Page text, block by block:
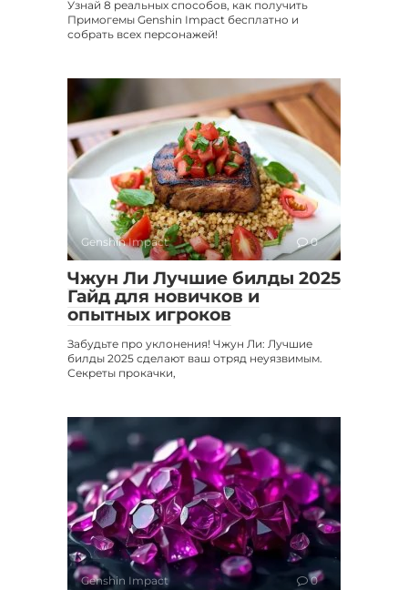
Узнай 8 реальных способов, как получить
Примогемы Genshin Impact бесплатно и
собрать всех персонажей!
Genshin Impact 0
Чжун Ли Лучшие билды 2025
Гайд для новичков и
опытных игроков
Забудьте про уклонения! Чжун Ли: Лучшие
билды 2025 сделают ваш отряд неуязвимым.
Секреты прокачки,
Genshin Impact 0